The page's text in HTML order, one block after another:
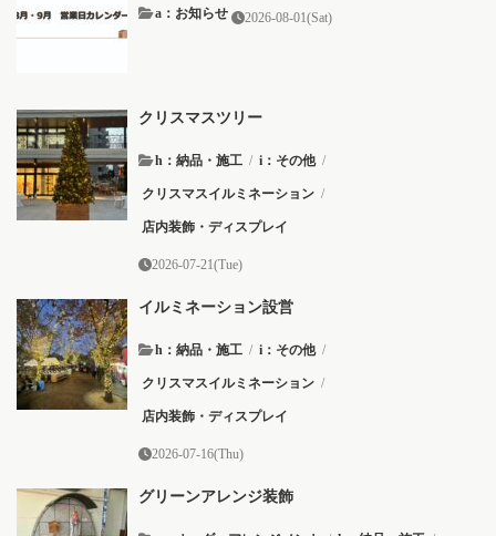
a：お知らせ 2026-08-01(Sat)
クリスマスツリー
h：納品・施工 / i：その他 /
クリスマスイルミネーション /
店内装飾・ディスプレイ
2026-07-21(Tue)
イルミネーション設営
h：納品・施工 / i：その他 /
クリスマスイルミネーション /
店内装飾・ディスプレイ
2026-07-16(Thu)
グリーンアレンジ装飾